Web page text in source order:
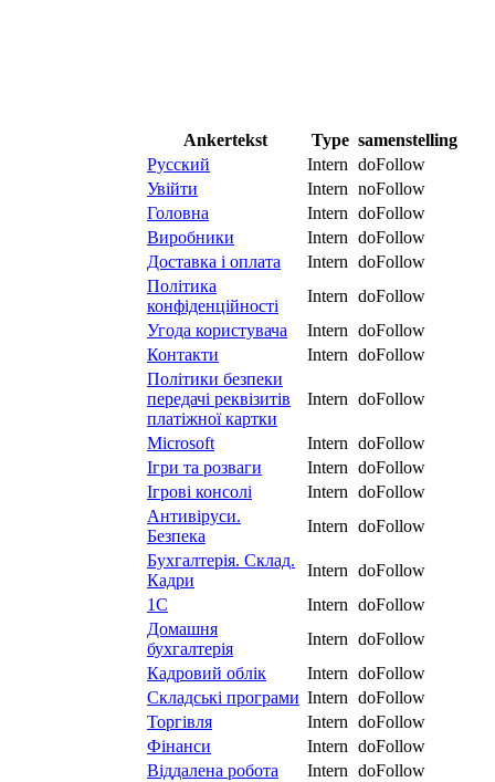
Ankertekst Type samenstelling
Русский
Intern doFollow
Увійти
Intern noFollow
Головна
Intern doFollow
Виробники
Intern doFollow
Доставка і оплата
Intern doFollow
Політика
конфіденційності
Intern doFollow
Угода користувача
Intern doFollow
Контакти
Intern doFollow
Політики безпеки
передачі реквізитів
платіжної картки
Intern doFollow
Microsoft Intern doFollow
Ігри та розваги
Intern doFollow
Ігрові консолі
Intern doFollow
Антивіруси.
Безпека
Intern doFollow
Бухгалтерія. Склад.
Кадри
Intern doFollow
1С
Intern doFollow
Домашня
бухгалтерія
Intern doFollow
Кадровий облік
Intern doFollow
Складські програми Intern doFollow
Торгівля
Intern doFollow
Фінанси
Intern doFollow
Віддалена робота
Intern doFollow